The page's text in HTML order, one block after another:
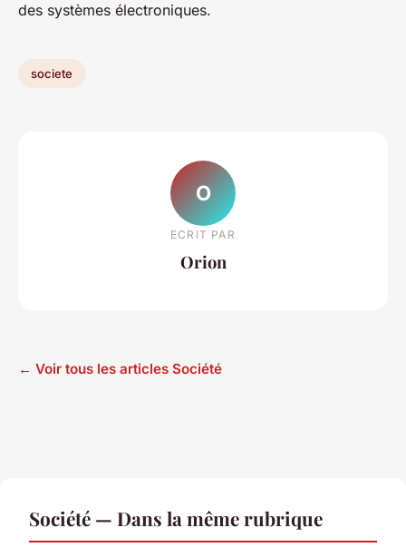
des systèmes électroniques.
societe
O
ECRIT PAR
Orion
← Voir tous les articles Société
Société — Dans la même rubrique